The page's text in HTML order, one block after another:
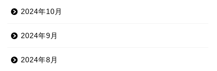
2024年10月
2024年9月
2024年8月